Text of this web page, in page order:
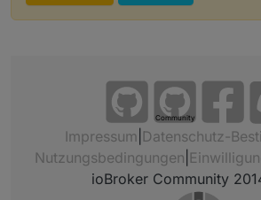
Community
Impressum Datenschutz-
Nutzungsbedingungen
ioBroker Community